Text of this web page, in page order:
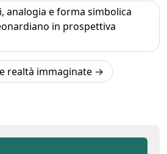
analogia e forma simbolica
in prospettiva
realtà immaginate